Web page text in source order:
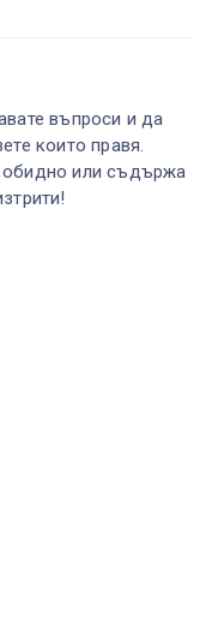
въпроси и да
които правя.
или съдържа